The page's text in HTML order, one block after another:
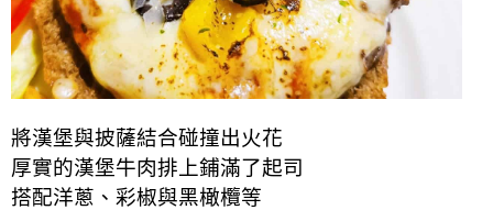
將漢堡與披薩結合碰撞出火花
厚實的漢堡牛肉排上鋪滿了起司
搭配洋蔥、彩椒與黑橄欖等